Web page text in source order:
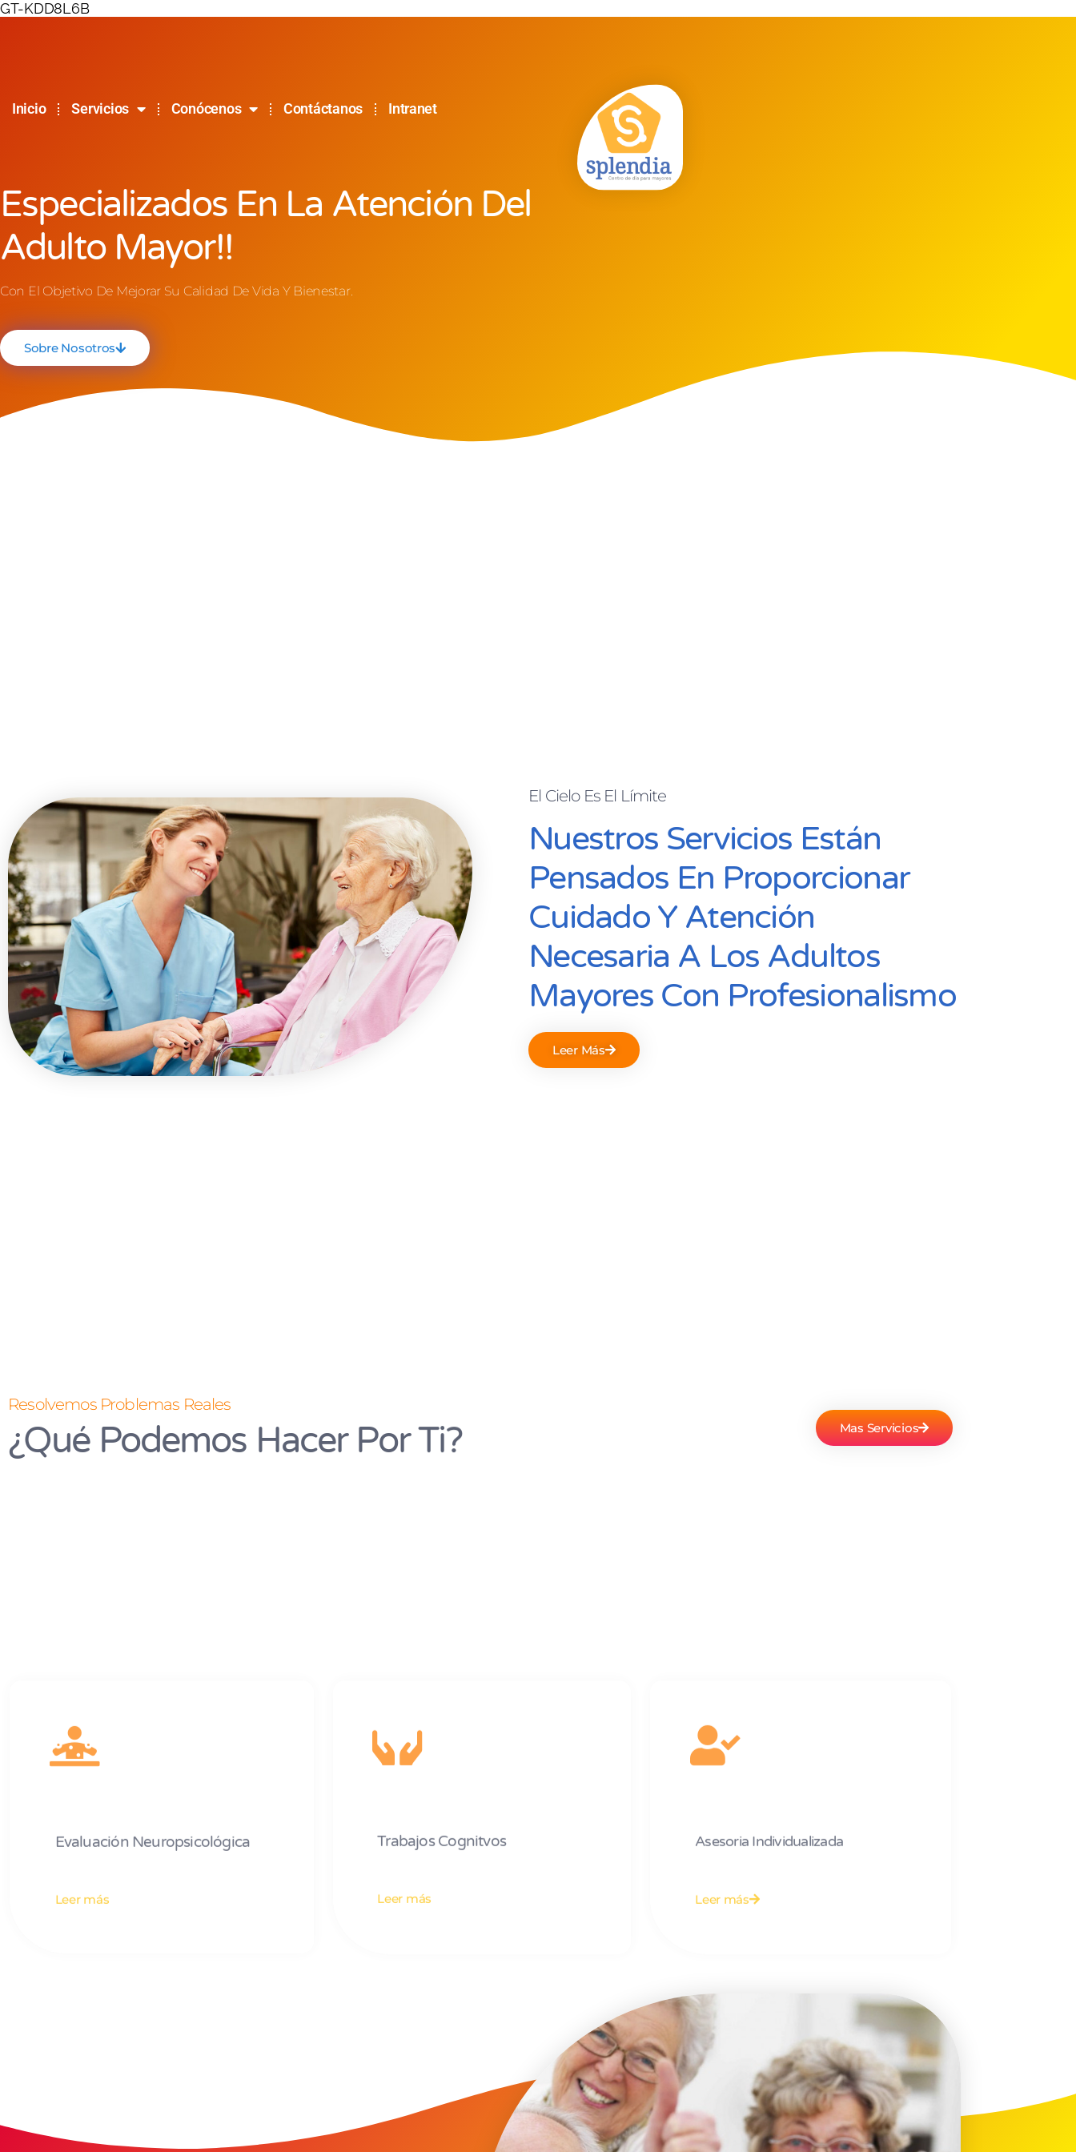
GT-KDD8L6B
Inicio Servicios Conócenos Contáctanos Intranet
Especializados En La Atención Del
Adulto Mayor!!
Con El Objetivo De Mejorar Su Calidad De Vida Y Bienestar.
Sobre Nosotros
El Cielo Es El Límite
Nuestros Servicios Están
Pensados En Proporcionar
Cuidado Y Atención
Necesaria A Los Adultos
Mayores Con Profesionalismo
Leer Más
Resolvemos Problemas Reales
¿Qué Podemos Hacer Por Ti? Mas Servicios
Evaluación Neuropsicológica
Leer más
Trabajos Cognitvos
Leer más
Asesoria Individualizada
Leer más